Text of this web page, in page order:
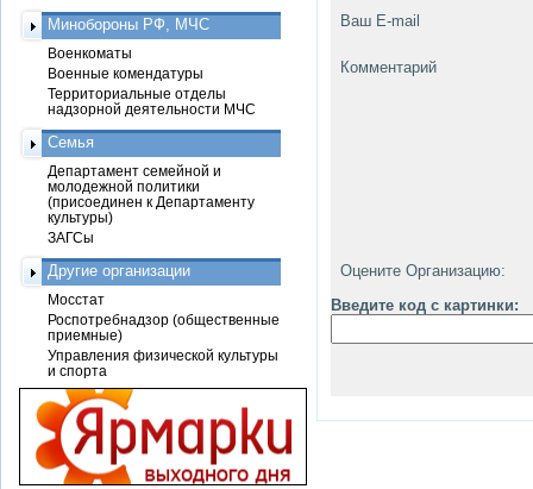
Ваш E-mail
Комментарий
Оцените Организацию:
Введите код с картинки:
Минобороны РФ, МЧС
Военкоматы
Военные комендатуры
Территориальные отделы
надзорной деятельности МЧС
Семья
Департамент семейной и
молодежной политики
(присоединен к Департаменту
культуры)
ЗАГСы
Другие организации
Мосстат
Роспотребнадзор (общественные
приемные)
Управления физической культуры
и спорта